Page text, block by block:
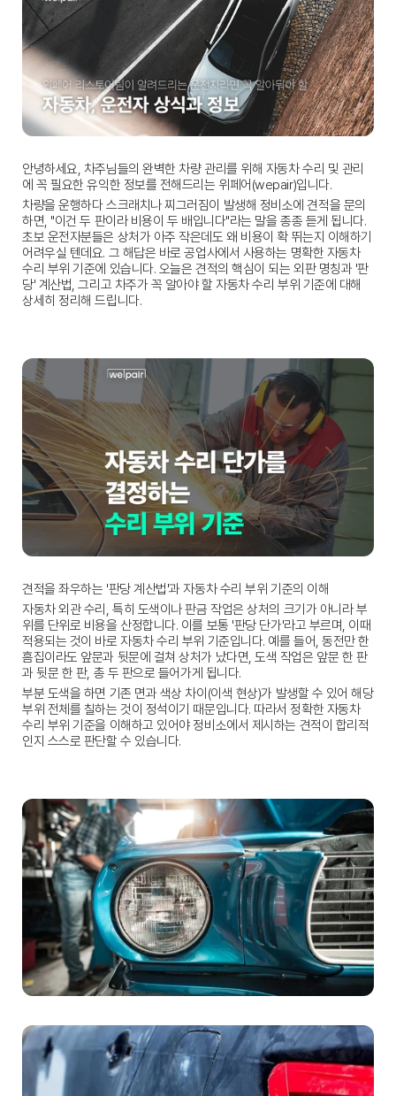
안녕하세요, 차주님들의 완벽한 차량 관리를 위해 자동차 수리 및 관리
에 꼭 필요한 유익한 정보를 전해드리는 위페어(wepair)입니다.
차량을 운행하다 스크래치나 찌그러짐이 발생해 정비소에 견적을 문의
하면, "이건 두 판이라 비용이 두 배입니다"라는 말을 종종 듣게 됩니다.
초보 운전자분들은 상처가 아주 작은데도 왜 비용이 확 뛰는지 이해하기
어려우실 텐데요. 그 해답은 바로 공업사에서 사용하는 명확한 자동차
수리 부위 기준에 있습니다. 오늘은 견적의 핵심이 되는 외판 명칭과 '판
당' 계산법, 그리고 차주가 꼭 알아야 할 자동차 수리 부위 기준에 대해
상세히 정리해 드립니다.
견적을 좌우하는 '판당 계산법'과 자동차 수리 부위 기준의 이해
자동차 외관 수리, 특히 도색이나 판금 작업은 상처의 크기가 아니라 부
위를 단위로 비용을 산정합니다. 이를 보통 '판당 단가'라고 부르며, 이때
적용되는 것이 바로 자동차 수리 부위 기준입니다. 예를 들어, 동전만 한
흠집이라도 앞문과 뒷문에 걸쳐 상처가 났다면, 도색 작업은 앞문 한 판
과 뒷문 한 판, 총 두 판으로 들어가게 됩니다.
부분 도색을 하면 기존 면과 색상 차이(이색 현상)가 발생할 수 있어 해당
부위 전체를 칠하는 것이 정석이기 때문입니다. 따라서 정확한 자동차
수리 부위 기준을 이해하고 있어야 정비소에서 제시하는 견적이 합리적
인지 스스로 판단할 수 있습니다.